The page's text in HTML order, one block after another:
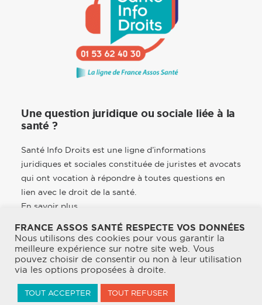
Une question juridique ou sociale liée à la
santé ?
Santé Info Droits est une ligne d’informations
juridiques et sociales constituée de juristes et avocats
qui ont vocation à répondre à toutes questions en
lien avec le droit de la santé.
En savoir plus
© 2026 France Assos Santé. | Tous droits réservés.
Mentions légales
FRANCE ASSOS SANTÉ RESPECTE VOS DONNÉES
Nous utilisons des cookies pour vous garantir la
meilleure expérience sur notre site web. Vous
pouvez choisir de consentir ou non à leur utilisation
via les options proposées à droite.
TOUT ACCEPTER TOUT REFUSER